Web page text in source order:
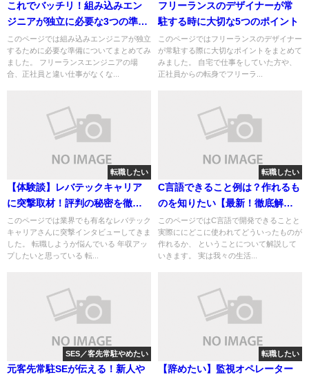
これでバッチリ！組み込みエン
ジニアが独立に必要な3つの準備
とは
このページでは組み込みエンジニアが独立
するために必要な準備についてまとめてみ
ました。 フリーランスエンジニアの場
合、正社員と違い仕事がなくな...
フリーランスのデザイナーが常
駐する時に大切な5つのポイント
このページではフリーランスのデザイナー
が常駐する際に大切なポイントをまとめて
みました。 自宅で仕事をしていた方や、
正社員からの転身でフリーラ...
転職したい
【体験談】レバテックキャリア
に突撃取材！評判の秘密を徹底
調査！
このページでは業界でも有名なレバテック
キャリアさんに突撃インタビューしてきま
した。 転職しようか悩んでいる 年収アッ
プしたいと思っている 転...
転職したい
C言語できること例は？作れるも
のを知りたい【最新！徹底解説
します】
このページではC言語で開発できることと
実際ににどこに使われてどういったものが
作れるか、 ということについて解説して
いきます。 実は我々の生活...
SES／客先常駐やめたい
元客先常駐SEが伝える！新人や
転職したい
【辞めたい】監視オペレーター